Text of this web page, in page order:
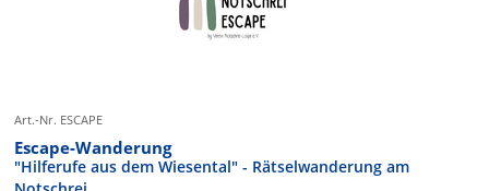
Art.-Nr. ESCAPE
Escape-Wanderung
"Hilferufe aus dem Wiesental" - Rätselwanderung am